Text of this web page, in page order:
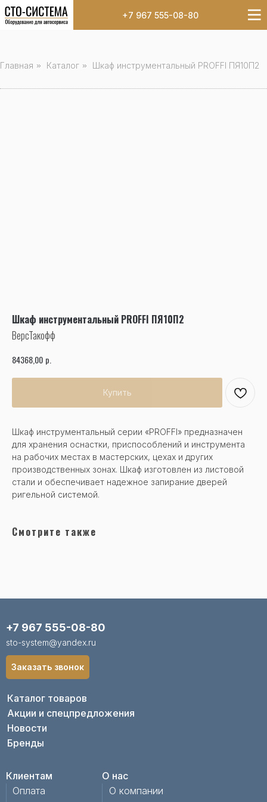
+7 967 555-08-80
Главная » Каталог » Шкаф инструментальный PROFFI ПЯ10П2
Шкаф инструментальный PROFFI ПЯ10П2
ВерсТакофф
84368,00 р.
Купить
Шкаф инструментальный серии «PROFFI» предназначен
для хранения оснастки, приспособлений и инструмента
на рабочих местах в мастерских, цехах и других
производственных зонах. Шкаф изготовлен из листовой
стали и обеспечивает надежное запирание дверей
ригельной системой.
Смотрите также
Каталог товаров
Акции и спецпредложения
Новости
Бренды
Клиентам
Оплата
О нас
О компании
+7 967 555-08-80
sto-system@yandex.ru
Заказать звонок